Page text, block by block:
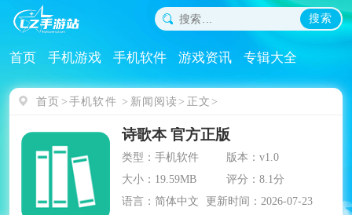
搜索
首页 手机游戏 手机软件 游戏资讯 专辑大全
首页 手机软件 新闻阅读 正文
诗歌本 官方正版
类型：手机软件
版本：v1.0
大小：19.59MB
评分：8.1分
语言：简体中文
更新时间：2026-07-23